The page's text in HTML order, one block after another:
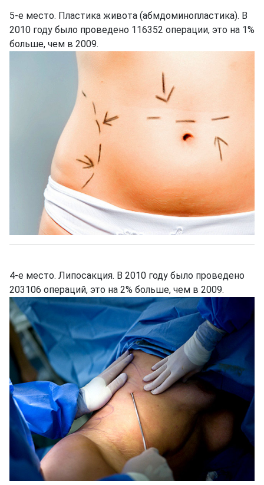
5-е место. Пластика живота (абмдоминопластика). В
2010 году было проведено 116352 операции, это на 1%
больше, чем в 2009.
4-е место. Липосакция. В 2010 году было проведено
203106 операций, это на 2% больше, чем в 2009.